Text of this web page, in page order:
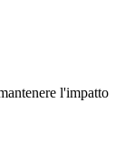
l'impatto